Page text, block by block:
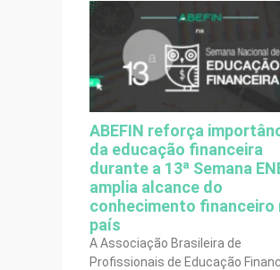
ABEFIN reforça
da educação financeira
durante a 13ª Semana
amplia alcance do
conhecimento financeiro
país
A Associação Brasileira de
Profissionais de Educação